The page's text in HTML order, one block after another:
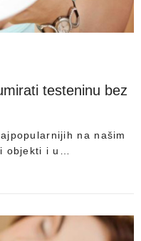
testeninu bez
na našim
objekti i u…